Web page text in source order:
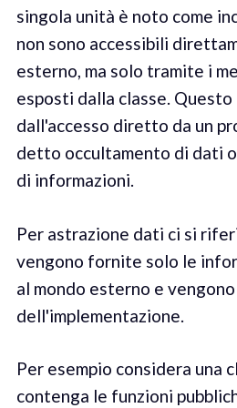
singola unità è noto come
non sono accessibili
esterno, ma solo tramite i
esposti dalla classe.
dall'accesso diretto da un
detto occultamento di dati
di informazioni.
Per astrazione dati ci si
vengono fornite solo le
al mondo esterno e
dell'implementazione.
Per esempio considera una
contenga le funzioni